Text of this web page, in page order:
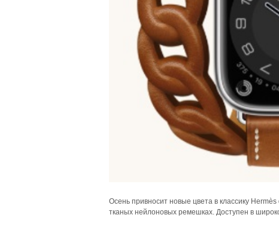
Осень привносит новые цвета в классику
тканых нейлоновых ремешках. Доступен в